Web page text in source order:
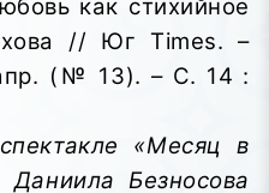
как стихийное
// Юг Times. –
(№ 13). – С. 14 :
«Месяц в
Безносова